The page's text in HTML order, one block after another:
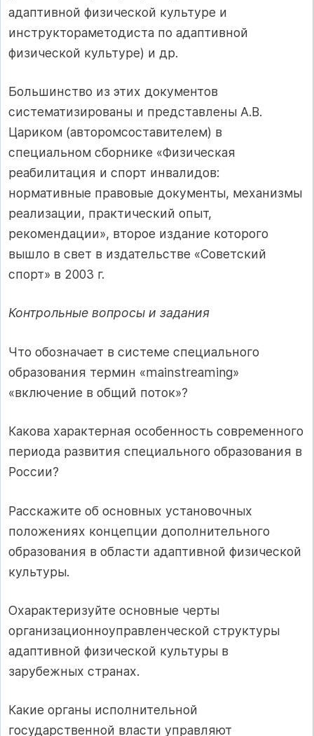
адаптивной физической культуре и
инструктораметодиста по адаптивной
физической культуре) и др.
Большинство из этих документов
систематизированы и представлены А.В.
Цариком (авторомсоставителем) в
специальном сборнике «Физическая
реабилитация и спорт инвалидов:
нормативные правовые документы, механизмы
реализации, практический опыт,
рекомендации», второе издание которого
вышло в свет в издательстве «Советский
спорт» в 2003 г.
Контрольные вопросы и задания
Что обозначает в системе специального
образования термин «mainstreaming»
«включение в общий поток»?
Какова характерная особенность современного
периода развития специального образования в
России?
Расскажите об основных установочных
положениях концепции дополнительного
образования в области адаптивной физической
культуры.
Охарактеризуйте основные черты
организационноуправленческой структуры
адаптивной физической культуры в
зарубежных странах.
Какие органы исполнительной
государственной власти управляют